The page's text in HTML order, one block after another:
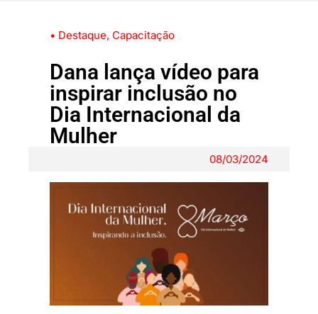
• Destaque, Capacitação
Dana lança vídeo para
inspirar inclusão no
Dia Internacional da
Mulher
08/03/2024